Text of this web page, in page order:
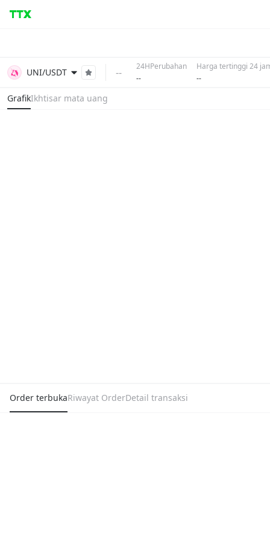
UNI/USDT --
24HPerubahan
--
Harga tertinggi 24
--
GrafikIkhtisar mata uang
Order terbukaRiwayat OrderDetail transaksi